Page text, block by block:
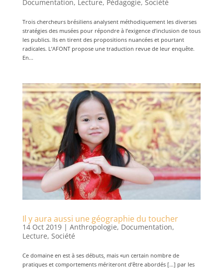
Documentation, Lecture, Pédagogie, Société
Trois chercheurs brésiliens analysent méthodiquement les diverses
stratégies des musées pour répondre à l’exigence d’inclusion de tous
les publics. Ils en tirent des propositions nuancées et pourtant
radicales. L’AFONT propose une traduction revue de leur enquête.
En...
Il y aura aussi une géographie du toucher
14 Oct 2019| Anthropologie, Documentation,
Lecture, Société
Ce domaine en est à ses débuts, mais «un certain nombre de
pratiques et comportements mériteront d’être abordés […] par les